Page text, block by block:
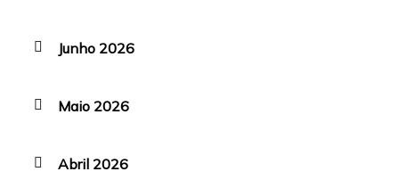
Junho 2026
Maio 2026
Abril 2026